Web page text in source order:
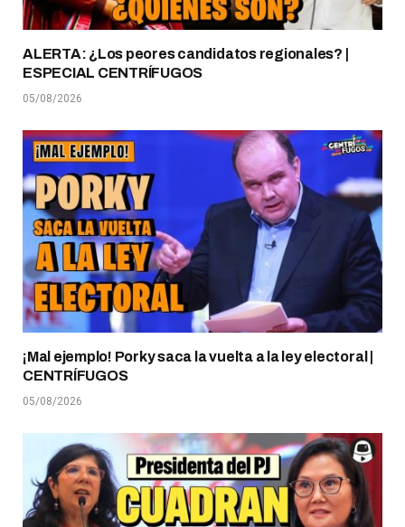
ALERTA: ¿Los peores candidatos regionales? |
ESPECIAL CENTRÍFUGOS
05/08/2026
¡Mal ejemplo! Porky saca la vuelta a la ley electoral |
CENTRÍFUGOS
05/08/2026